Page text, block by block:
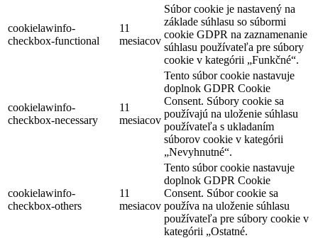
cookielawinfo-
checkbox-functional
11
mesiacov
Súbor cookie je nastavený na
základe súhlasu so súbormi
cookie GDPR na zaznamenanie
súhlasu používateľa pre súbory
cookie v kategórii „Funkčné“.
cookielawinfo-
checkbox-necessary
11
mesiacov
Tento súbor cookie nastavuje
doplnok GDPR Cookie
Consent. Súbory cookie sa
používajú na uloženie súhlasu
používateľa s ukladaním
súborov cookie v kategórii
„Nevyhnutné“.
cookielawinfo-
checkbox-others
11
mesiacov
Tento súbor cookie nastavuje
doplnok GDPR Cookie
Consent. Súbor cookie sa
používa na uloženie súhlasu
používateľa pre súbory cookie v
kategórii „Ostatné.